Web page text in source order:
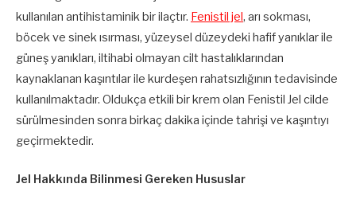
kullanılan antihistaminik bir ilaçtır. Fenistil jel, arı sokması,
böcek ve sinek ısırması, yüzeysel düzeydeki hafif yanıklar ile
güneş yanıkları, iltihabi olmayan cilt hastalıklarından
kaynaklanan kaşıntılar ile kurdeşen rahatsızlığının tedavisinde
kullanılmaktadır. Oldukça etkili bir krem olan Fenistil Jel cilde
sürülmesinden sonra birkaç dakika içinde tahrişi ve kaşıntıyı
geçirmektedir.
Jel Hakkında Bilinmesi Gereken Hususlar